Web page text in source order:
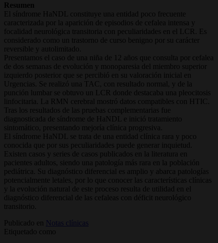
Resumen
El síndrome HaNDL constituye una entidad poco frecuente
caracterizada por la aparición de episodios de cefalea intensa y
focalidad neurológica transitoria con peculiaridades en el LCR. Es
considerado como un trastorno de curso benigno por su carácter
reversible y autolimitado.
Presentamos el caso de una niña de 12 años que consulta por cefalea
de dos semanas de evolución y monoparesia del miembro superior
izquierdo posterior que se percibió en su valoración inicial en
Urgencias. Se realizó una TAC, con resultado normal, y de la
punción lumbar se obtuvo un LCR donde destacaba una pleocitosis
linfocitaria. La RMN cerebral mostró datos compatibles con HTIC.
Tras los resultados de las pruebas complementarias fue
diagnosticada de síndrome de HaNDL e inició tratamiento
sintomático, presentando mejoría clínica progresiva.
El síndrome HaNDL se trata de una entidad clínica rara y poco
conocida que por sus peculiaridades puede generar inquietud.
Existen casos y series de casos publicados en la literatura en
pacientes adultos, siendo una patología más rara en la población
pediátrica. Su diagnóstico diferencial es amplio y abarca patologías
potencialmente letales, por lo que conocer las características clínicas
y la evolución natural de este proceso resulta de utilidad en el
diagnóstico diferencial de las cefaleas con déficit neurológico
transitorio.
Publicado en
Notas clínicas
Etiquetado como